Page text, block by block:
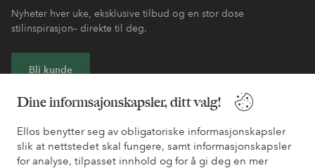
Dine informsajonskapsler, ditt valg!
Ellos benytter seg av obligatoriske informasjonskapsler
slik at nettstedet skal fungere, samt informasjonskapsler
for analyse, tilpasset innhold og for å gi deg en mer
Nyheter hver uke, eksklusive tilbud og en stor dose
stilinspirasjon– direkte til deg.
Bli kunde
* Se tilbudsvilkår ved registrering
Trenger du hjelp?